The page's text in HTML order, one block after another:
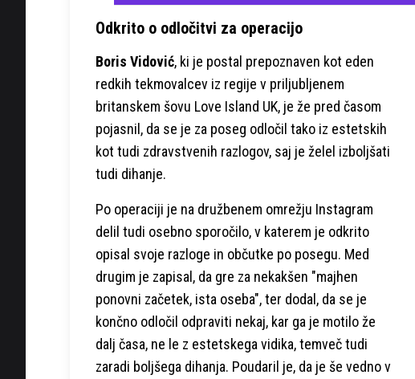
Odkrito o odločitvi za operacijo
Boris Vidović, ki je postal prepoznaven kot eden
redkih tekmovalcev iz regije v priljubljenem
britanskem šovu Love Island UK, je že pred časom
pojasnil, da se je za poseg odločil tako iz estetskih
kot tudi zdravstvenih razlogov, saj je želel izboljšati
tudi dihanje.
Po operaciji je na družbenem omrežju Instagram
delil tudi osebno sporočilo, v katerem je odkrito
opisal svoje razloge in občutke po posegu. Med
drugim je zapisal, da gre za nekakšen "majhen
ponovni začetek, ista oseba", ter dodal, da se je
končno odločil odpraviti nekaj, kar ga je motilo že
dalj časa, ne le z estetskega vidika, temveč tudi
zaradi boljšega dihanja. Poudaril je, da je še vedno v